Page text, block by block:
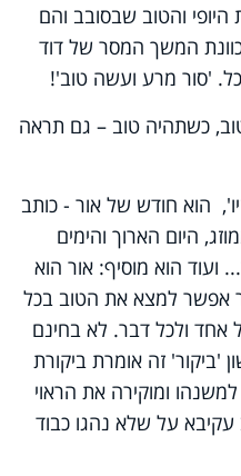
והטוב שבסובב והם
כוונת המשך המסר של דוד
'סור מרע ועשה טוב'!
כשתהיה טוב – גם תראה
הוא חודש של אור - כותב
היום הארוך והימים
הוא מוסיף: אור הוא
אפשר למצא את הטוב בכל
אחד ולכל דבר. לא בחינם
'ביקור' זה אומרת ביקורת
ומוקירה את הראוי
עקיבא על שלא נהגו כבוד